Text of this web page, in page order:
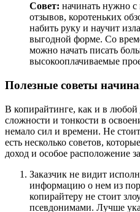
Совет: начинать нужно с
отзывов, коротеньких
набить руку и научит
выгодной форме. Со
можно начать писать
высокооплачиваемые
Полезные советы
В копирайтинге, как и в любой
сложности и тонкости в
немало сил и времени. Не
есть несколько советов,
доход и особое расположение
Заказчик не видит
информацию о нем из
копирайтеру не стоит
псевдонимами. Лучше